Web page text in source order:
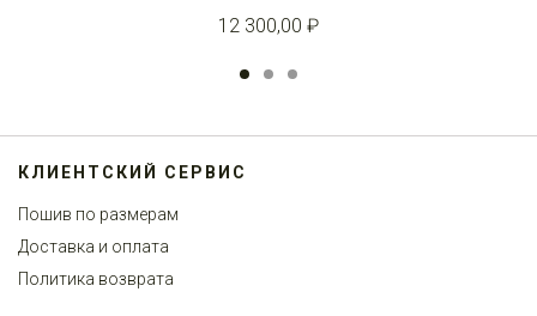
12 300,00 ₽
1 2 3
КЛИЕНТСКИЙ СЕРВИС
Пошив по размерам
Доставка и оплата
Политика возврата